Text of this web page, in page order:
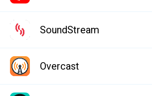
SoundStream
Overcast